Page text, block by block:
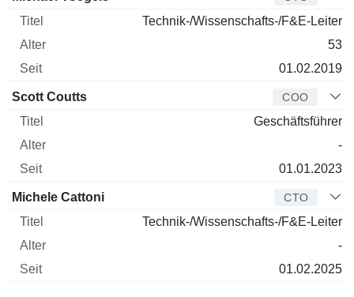
Technik-/Wissenschafts-/F&E-Leiter
53
01.02.2019
Scott Coutts COO
Geschäftsführer
-
01.01.2023
Michele Cattoni CTO
Technik-/Wissenschafts-/F&E-Leiter
-
01.02.2025